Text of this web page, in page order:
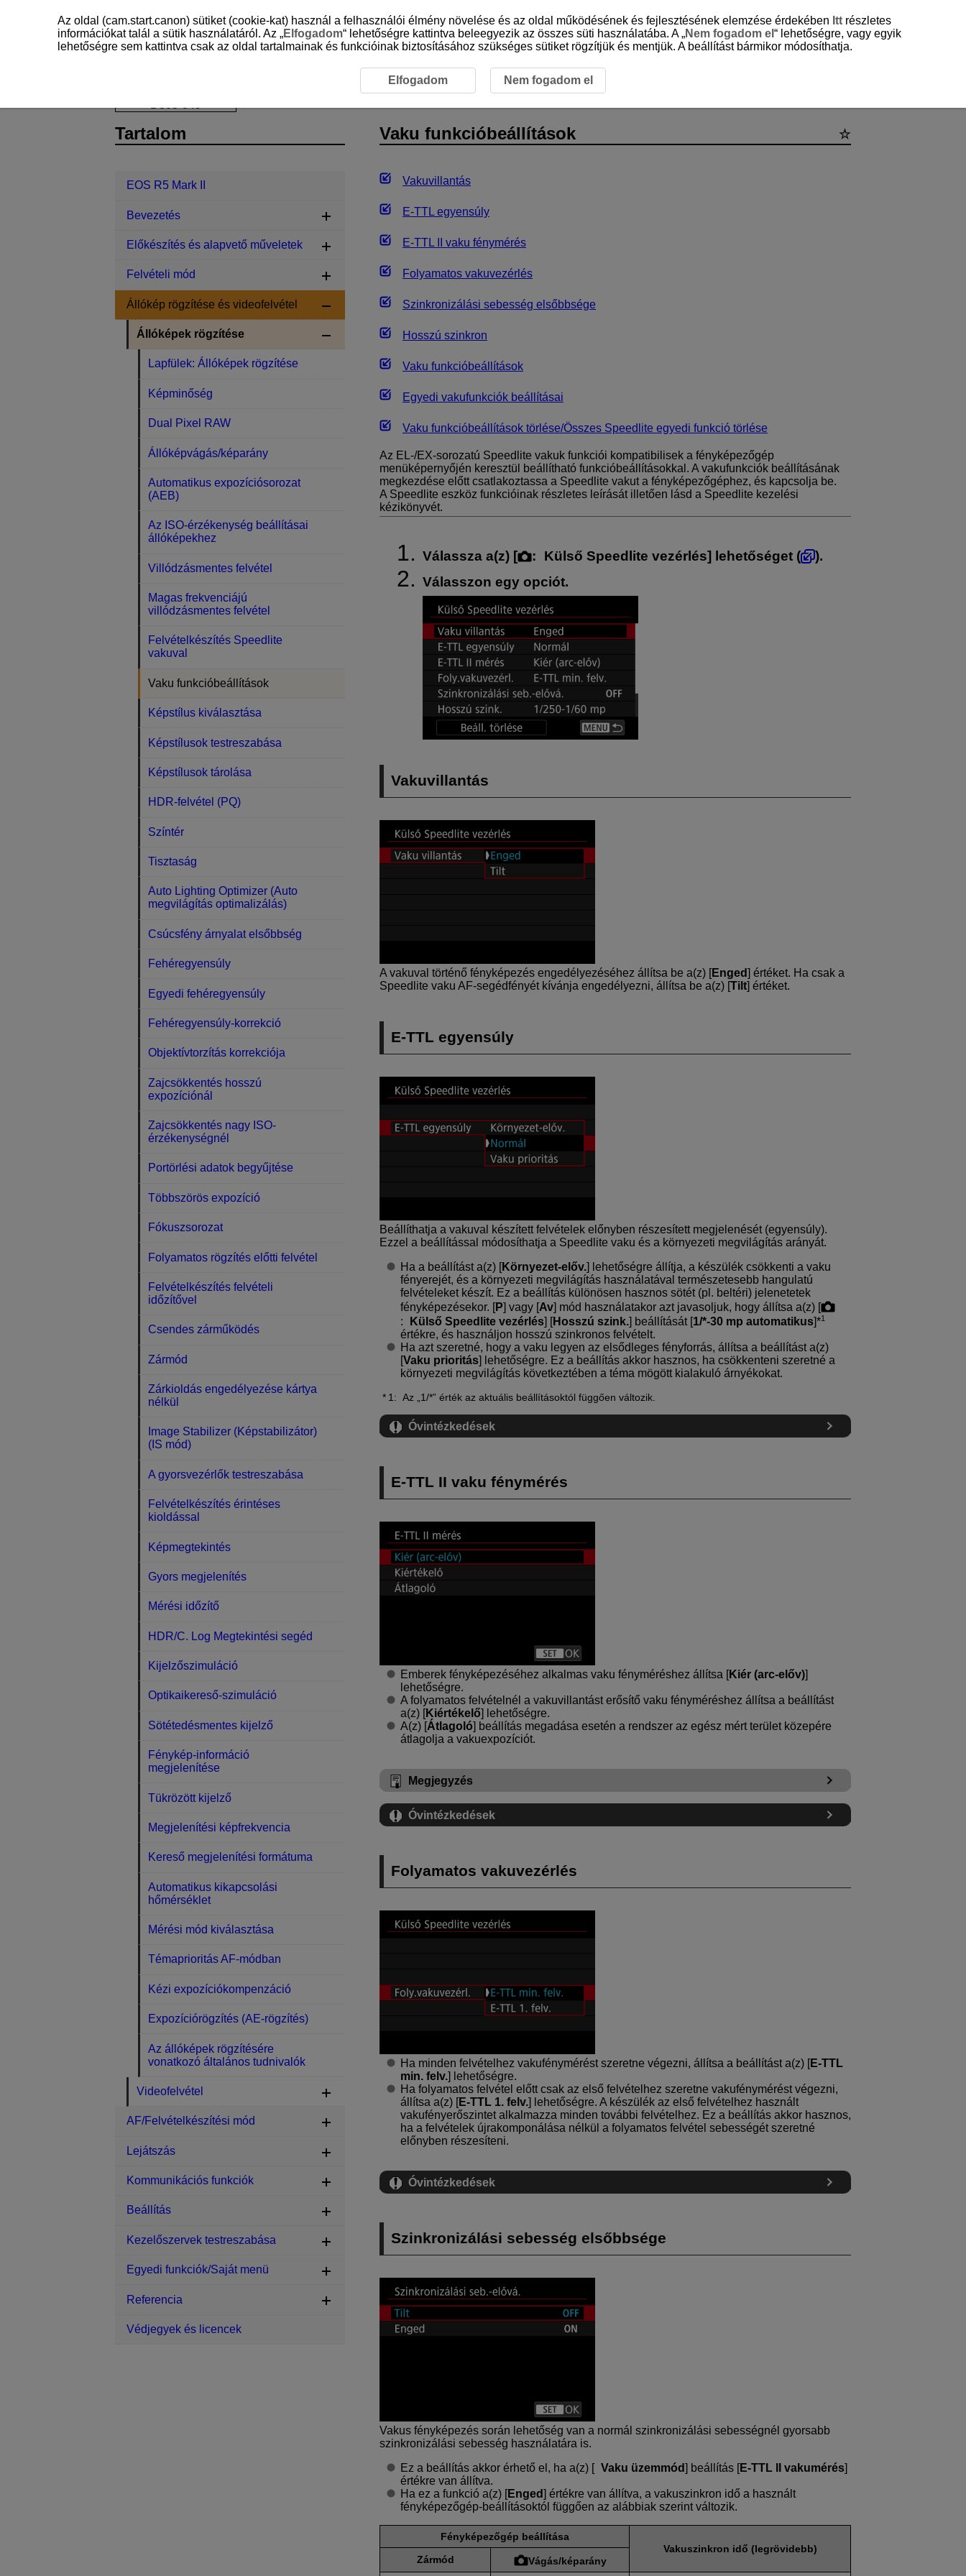
Állókép rögzítése és videofelvétel Állóképek rögzítése Vaku funkcióbeállítások
Vaku funkcióbeállítások
Vakuvillantás
E-TTL egyensúly
E-TTL II vaku fénymérés
Folyamatos vakuvezérlés
Szinkronizálási sebesség elsőbbsége
Hosszú szinkron
Vaku funkcióbeállítások
Egyedi vakufunkciók beállításai
Vaku funkcióbeállítások törlése/Összes Speedlite egyedi funkció törlése
Az EL-/EX-sorozatú Speedlite vakuk funkciói kompatibilisek a fényképezőgép
menüképernyőjén keresztül beállítható funkcióbeállításokkal. A vakufunkciók beállításának
megkezdése előtt csatlakoztassa a Speedlite vakut a fényképezőgéphez, és kapcsolja be.
A Speedlite eszköz funkcióinak részletes leírását illetően lásd a Speedlite kezelési
kézikönyvét.
Válassza a(z) [ : Külső Speedlite vezérlés] lehetőséget (
).
Válasszon egy opciót.
Vakuvillantás
A vakuval történő fényképezés engedélyezéséhez állítsa be a(z) [Enged] értéket. Ha csak a
Speedlite vaku AF-segédfényét kívánja engedélyezni, állítsa be a(z) [Tilt] értéket.
E-TTL egyensúly
Beállíthatja a vakuval készített felvételek előnyben részesített megjelenését (egyensúly).
Ezzel a beállítással módosíthatja a Speedlite vaku és a környezeti megvilágítás arányát.
Ha a beállítást a(z) [Környezet-előv.] lehetőségre állítja, a készülék csökkenti a vaku
fényerejét, és a környezeti megvilágítás használatával természetesebb hangulatú
felvételeket készít. Ez a beállítás különösen hasznos sötét (pl. beltéri) jelenetetek
fényképezésekor. [P] vagy [Av] mód használatakor azt javasoljuk, hogy állítsa a(z) [
:
Külső Speedlite vezérlés] [Hosszú szink.] beállítását [1/*-30 mp automatikus]*1
értékre, és használjon hosszú szinkronos felvételt.
Ha azt szeretné, hogy a vaku legyen az elsődleges fényforrás, állítsa a beállítást a(z)
[Vaku prioritás] lehetőségre. Ez a beállítás akkor hasznos, ha csökkenteni szeretné a
környezeti megvilágítás következtében a téma mögött kialakuló árnyékokat.
1: Az „1/*” érték az aktuális beállításoktól függően változik.
Óvintézkedések
E-TTL II vaku fénymérés
Emberek fényképezéséhez alkalmas vaku fényméréshez állítsa [Kiér (arc-előv)]
lehetőségre.
A folyamatos felvételnél a vakuvillantást erősítő vaku fényméréshez állítsa a beállítást
a(z) [Kiértékelő] lehetőségre.
A(z) [Átlagoló] beállítás megadása esetén a rendszer az egész mért terület közepére
átlagolja a vakuexpozíciót.
Megjegyzés
Óvintézkedések
Folyamatos vakuvezérlés
Ha minden felvételhez vakufénymérést szeretne végezni, állítsa a beállítást a(z) [E-TTL
min. felv.] lehetőségre.
Ha folyamatos felvétel előtt csak az első felvételhez szeretne vakufénymérést végezni,
állítsa a(z) [E-TTL 1. felv.] lehetőségre. A készülék az első felvételhez használt
vakufényerőszintet alkalmazza minden további felvételhez. Ez a beállítás akkor hasznos,
ha a felvételek újrakomponálása nélkül a folyamatos felvétel sebességét szeretné
előnyben részesíteni.
Óvintézkedések
Szinkronizálási sebesség elsőbbsége
Vakus fényképezés során lehetőség van a normál szinkronizálási sebességnél gyorsabb
szinkronizálási sebesség használatára is.
Ez a beállítás akkor érhető el, ha a(z) [ Vaku üzemmód] beállítás [E-TTL II vakumérés]
értékre van állítva.
Ha ez a funkció a(z) [Enged] értékre van állítva, a vakuszinkron idő a használt
fényképezőgép-beállításoktól függően az alábbiak szerint változik.
Fényképezőgép beállítása
Vakuszinkron idő (legrövidebb)
Zármód
Vágás/képarány
Tartalom
EOS R5 Mark II
Bevezetés
Előkészítés és alapvető műveletek
Felvételi mód
Állókép rögzítése és videofelvétel
Állóképek rögzítése
Lapfülek: Állóképek rögzítése
Képminőség
Dual Pixel RAW
Állóképvágás/képarány
Automatikus expozíciósorozat
(AEB)
Az ISO-érzékenység beállításai
állóképekhez
Villódzásmentes felvétel
Magas frekvenciájú
villódzásmentes felvétel
Felvételkészítés Speedlite
vakuval
Vaku funkcióbeállítások
Képstílus kiválasztása
Képstílusok testreszabása
Képstílusok tárolása
HDR-felvétel (PQ)
Színtér
Tisztaság
Auto Lighting Optimizer (Auto
megvilágítás optimalizálás)
Csúcsfény árnyalat elsőbbség
Fehéregyensúly
Egyedi fehéregyensúly
Fehéregyensúly-korrekció
Objektívtorzítás korrekciója
Zajcsökkentés hosszú
expozíciónál
Zajcsökkentés nagy ISO-
érzékenységnél
Portörlési adatok begyűjtése
Többszörös expozíció
Fókuszsorozat
Folyamatos rögzítés előtti felvétel
Felvételkészítés felvételi
időzítővel
Csendes zárműködés
Zármód
Zárkioldás engedélyezése kártya
nélkül
Image Stabilizer (Képstabilizátor)
(IS mód)
A gyorsvezérlők testreszabása
Felvételkészítés érintéses
kioldással
Képmegtekintés
Gyors megjelenítés
Mérési időzítő
HDR/C. Log Megtekintési segéd
Kijelzőszimuláció
Optikaikereső-szimuláció
Sötétedésmentes kijelző
Fénykép-információ
megjelenítése
Tükrözött kijelző
Megjelenítési képfrekvencia
Kereső megjelenítési formátuma
Automatikus kikapcsolási
hőmérséklet
Mérési mód kiválasztása
Témaprioritás AF-módban
Kézi expozíciókompenzáció
Expozíciórögzítés (AE-rögzítés)
Az állóképek rögzítésére
vonatkozó általános tudnivalók
Videofelvétel
AF/Felvételkészítési mód
Lejátszás
Kommunikációs funkciók
Beállítás
Kezelőszervek testreszabása
Egyedi funkciók/Saját menü
Referencia
Védjegyek és licencek
Az oldal (cam.start.canon) sütiket (cookie-kat) használ a felhasználói élmény növelése és az oldal működésének és fejlesztésének elemzése érdekében Itt részletes
információkat talál a sütik használatáról. Az „Elfogadom“ lehetőségre kattintva beleegyezik az összes süti használatába. A „Nem fogadom el “ lehetőségre, vagy egyik
lehetőségre sem kattintva csak az oldal tartalmainak és funkcióinak biztosításához szükséges sütiket rögzítjük és mentjük. A beállítást bármikor módosíthatja.
Elfogadom Nem fogadom el